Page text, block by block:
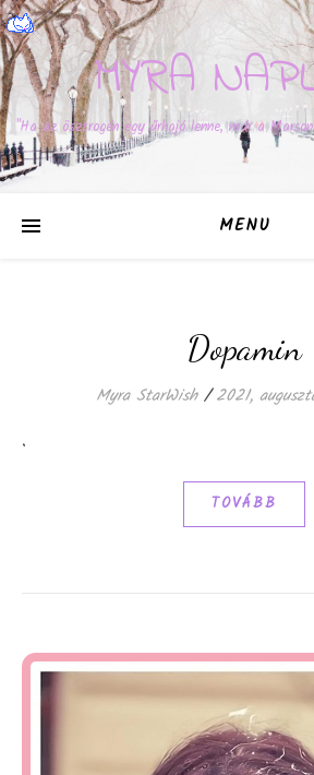
MYRA
"Ha az ösztrogén egy űrhajó lenne, már a
MENU
Dopamin
Myra StarWish / 2021,
.
TOVÁBB